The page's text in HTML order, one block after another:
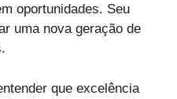
oportunidades. Seu
uma nova geração de
que excelência